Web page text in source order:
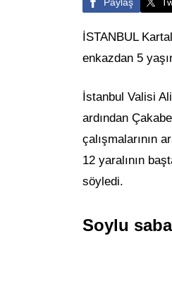
İSTANBUL
enkazdan 5
İstanbul Valisi
ardından
çalışmalarının
12 yaralının
söyledi.
Soylu